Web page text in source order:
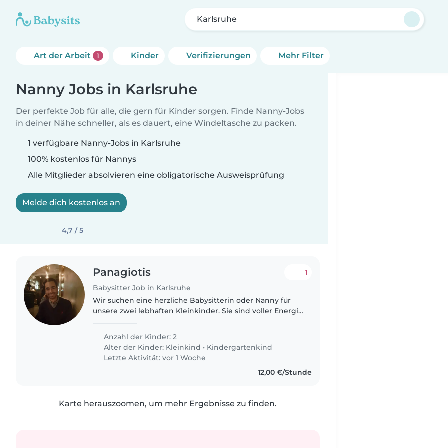
Karlsruhe
Art der Arbeit 1 Kinder Verifizierungen Mehr Filter
Nanny Jobs in Karlsruhe
Der perfekte Job für alle, die gern für Kinder sorgen. Finde Nanny-Jobs
in deiner Nähe schneller, als es dauert, eine Windeltasche zu packen.
1 verfügbare Nanny-Jobs in Karlsruhe
100% kostenlos für Nannys
Alle Mitglieder absolvieren eine obligatorische Ausweisprüfung
Melde dich kostenlos an
4,7 / 5
Panagiotis
Babysitter Job in Karlsruhe
1
Wir suchen eine herzliche Babysitterin oder Nanny für
unsere zwei lebhaften Kleinkinder. Sie sind voller Energie
jemand, der Englisch..
Anzahl der Kinder: 2
Alter der Kinder: Kleinkind • Kindergartenkind
Letzte Aktivität: vor 1 Woche
12,00 €/Stunde
Karte herauszoomen, um mehr Ergebnisse zu finden.